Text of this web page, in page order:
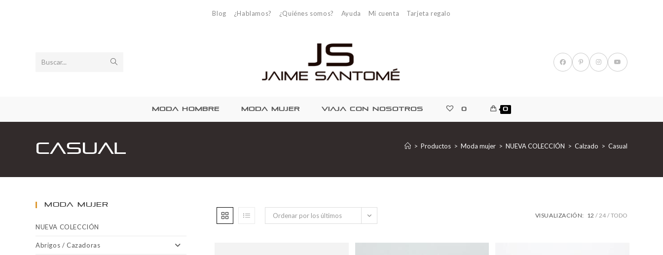
Blog ¿Hablamos? ¿Quiénes somos? Ayuda Mi cuenta Tarjeta regalo
Buscar...
MODA HOMBRE MODA MUJER VIAJA CON NOSOTROS 0 0
Casual > Productos > Moda mujer > NUEVA COLECCIÓN > Calzado > Casual
Ordenar por los últimos VISUALIZACIÓN: 12 24 TODO
MODA MUJER
NUEVA COLECCIÓN
Abrigos / Cazadoras